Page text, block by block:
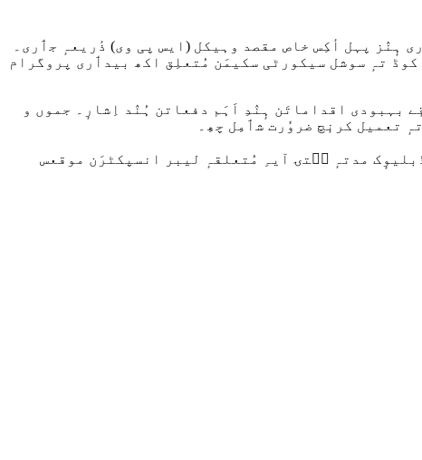
ہٕنٛز پہل أکِس خاص مقصد وہیکل (ایس پی وی) ذٔریعہٕ جٲری۔
تہٕ سوشل سیکورٹی سکیمَن مُتعلِق اکھ بیدٲری پروگرام
بہبودی اقداماتَن ہٕنٛدِ اَہَم دفعاتن ہُنٛد اِشارٕ۔ جموں و
تعمیل کرنٕچ ضروٗرت شٲمِل چھِ۔
مدتہٕ سۭتۍ آیہِ مُتعلقہٕ لیبر انسپکٹرَن موقعس